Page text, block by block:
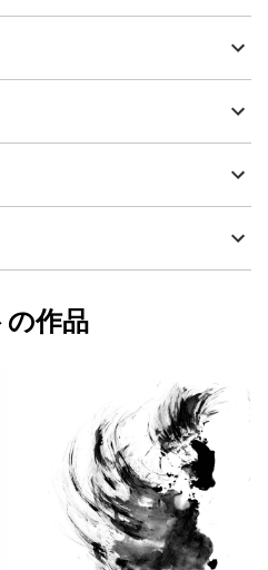
ークレー
じまりの気配。
作品